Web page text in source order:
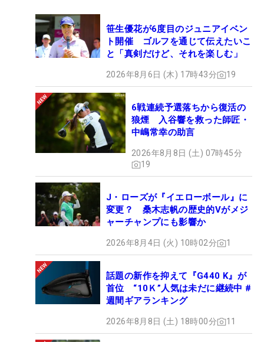
笹生優花が6度目のジュニアイベン
ト開催 ゴルフを通じて伝えたいこ
と「真剣だけど、それを楽しむ」
2026年8月6日 (木) 17時43分 19
6戦連続予選落ちから復活の
狼煙 入谷響を救った師匠・
中嶋常幸の助言
2026年8月8日 (土) 07時45分
19
J・ローズが『イエローボール』に
変更？ 桑木志帆の歴史的Vがメジ
ャーチャンプにも影響か
2026年8月4日 (火) 10時02分 1
話題の新作を抑えて『G440 K』が
首位 “10Ｋ”人気は未だに継続中 #
週間ギアランキング
2026年8月8日 (土) 18時00分 11